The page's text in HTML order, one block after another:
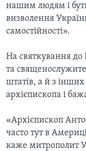
нашим людям і
визволення
самостійності».
На святкування до
та
штатів, а й з інших
архієпископа і
«Архієпископ
часто тут в
каже митрополит